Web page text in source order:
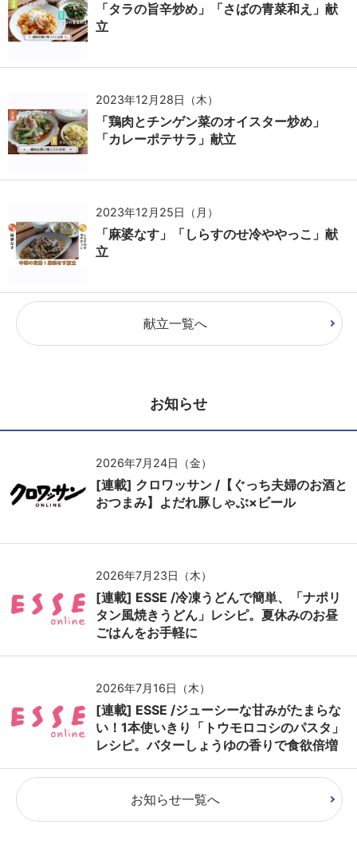
「タラの旨辛炒め」「さばの青菜和え」献
立
2023年12月28日（木）
「鶏肉とチンゲン菜のオイスター炒め」
「カレーポテサラ」献立
2023年12月25日（月）
「麻婆なす」「しらすのせ冷ややっこ」献
立
献立一覧へ
お知らせ
2026年7月24日（金）
[連載] クロワッサン /【ぐっち夫婦のお酒と
おつまみ】よだれ豚しゃぶ×ビール
2026年7月23日（木）
[連載] ESSE /冷凍うどんで簡単、「ナポリ
タン風焼きうどん」レシピ。夏休みのお昼
ごはんをお手軽に
2026年7月16日（木）
[連載] ESSE /ジューシーな甘みがたまらな
い！1本使いきり「トウモロコシのパスタ」
レシピ。バターしょうゆの香りで食欲倍増
お知らせ一覧へ